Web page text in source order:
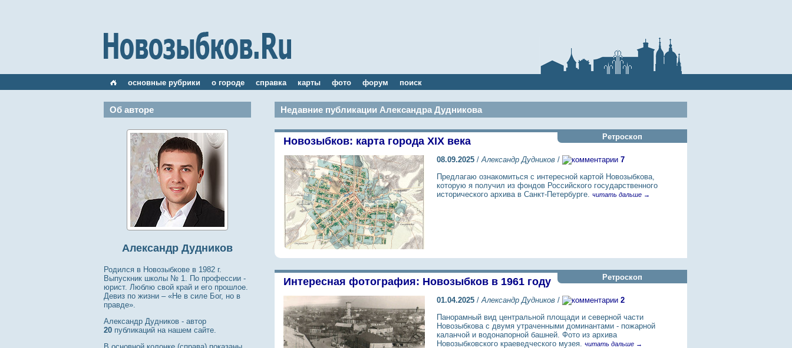
основные рубрики о городе справка карты фото форум поиск
Об авторе
Александр Дудников
Родился в Новозыбкове в 1982 г.
Выпускник школы № 1. По профессии -
юрист. Люблю свой край и его прошлое.
Девиз по жизни – «Не в силе Бог, но в
правде».
Александр Дудников - автор
20 публикаций на нашем сайте.
Недавние публикации Александра Дудникова
Ретроскоп
Новозыбков: карта города XIX века
08.09.2025 /Александр Дудников /
7
Предлагаю ознакомиться с интересной картой Новозыбкова,
которую я получил из фондов Российского государственного
исторического архива в Санкт-Петербурге. читать дальше →
Ретроскоп
Интересная фотография: Новозыбков в 1961 году
01.04.2025 /Александр Дудников /
2
Панорамный вид центральной площади и северной части
Новозыбкова с двумя утраченными доминантами - пожарной
каланчой и водонапорной башней. Фото из архива
Новозыбковского краеведческого музея. читать дальше →